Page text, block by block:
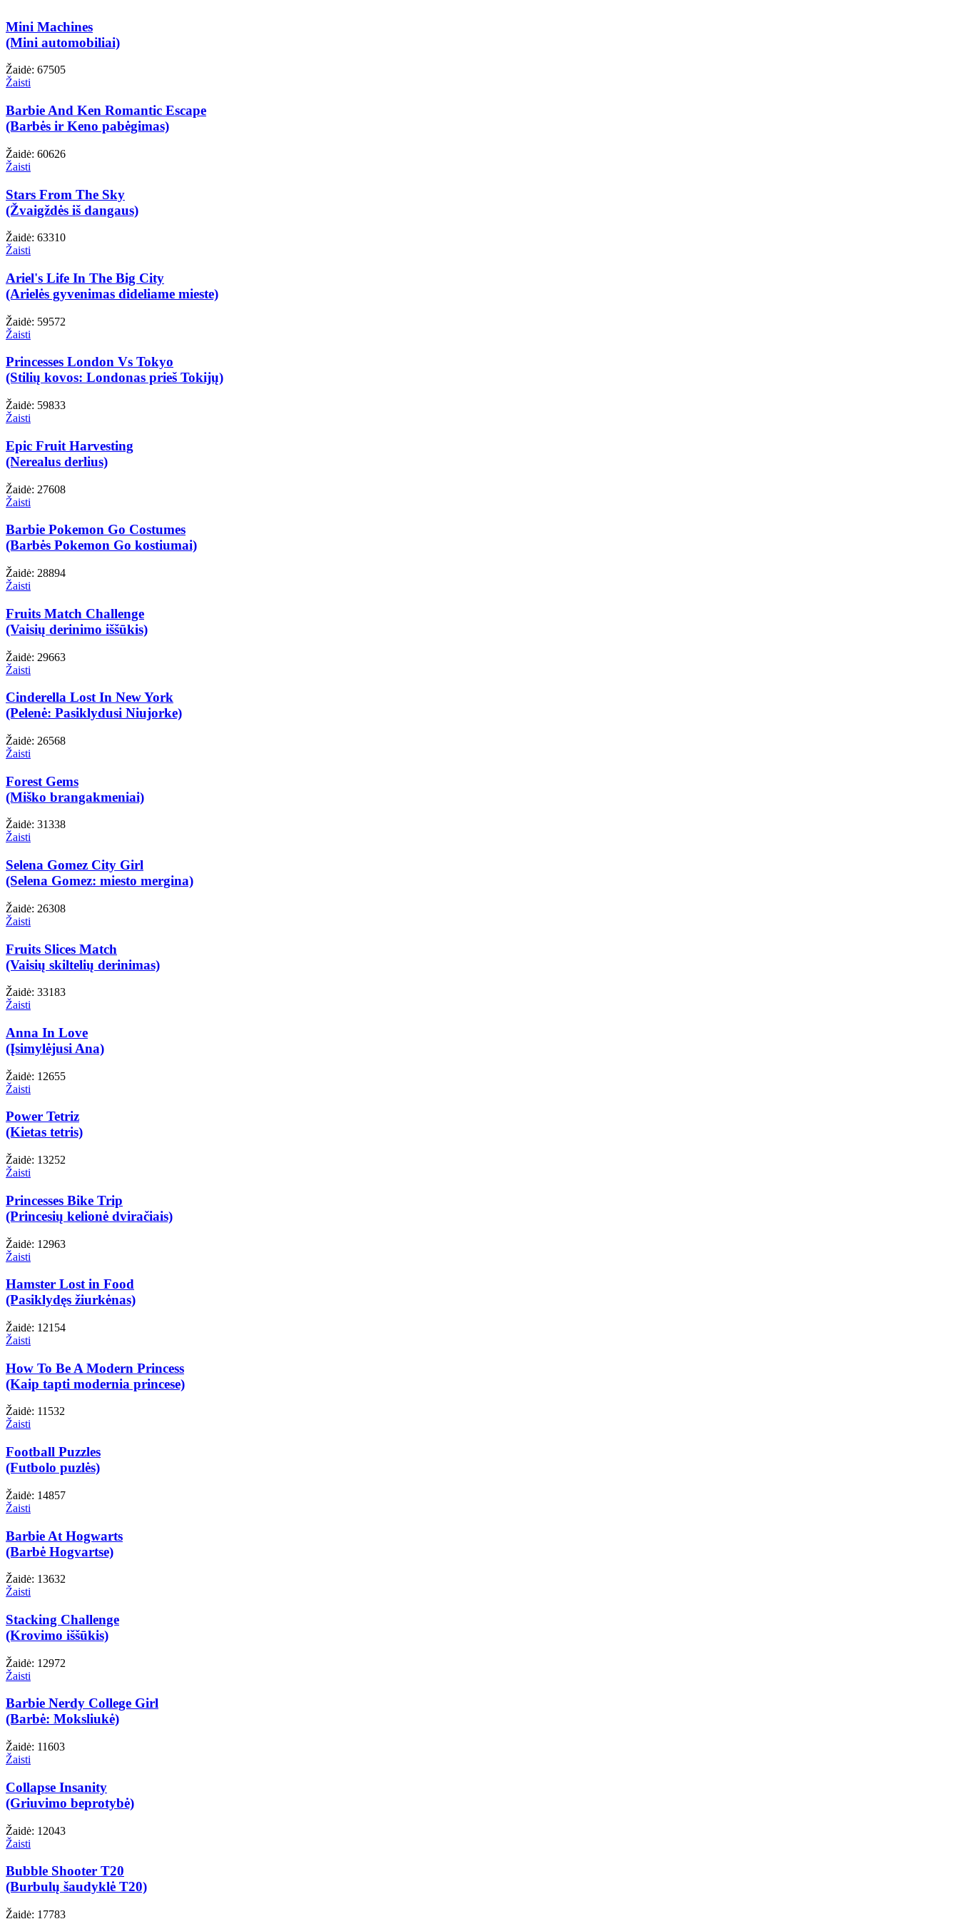
Mini Machines
(Mini automobiliai)
Žaidė: 67505
Žaisti
Barbie And Ken Romantic Escape
(Barbės ir Keno pabėgimas)
Žaidė: 60626
Žaisti
Stars From The Sky
(Žvaigždės iš dangaus)
Žaidė: 63310
Žaisti
Ariel's Life In The Big City
(Arielės gyvenimas dideliame mieste)
Žaidė: 59572
Žaisti
Princesses London Vs Tokyo
(Stilių kovos: Londonas prieš Tokijų)
Žaidė: 59833
Žaisti
Epic Fruit Harvesting
(Nerealus derlius)
Žaidė: 27608
Žaisti
Barbie Pokemon Go Costumes
(Barbės Pokemon Go kostiumai)
Žaidė: 28894
Žaisti
Fruits Match Challenge
(Vaisių derinimo iššūkis)
Žaidė: 29663
Žaisti
Cinderella Lost In New York
(Pelenė: Pasiklydusi Niujorke)
Žaidė: 26568
Žaisti
Forest Gems
(Miško brangakmeniai)
Žaidė: 31338
Žaisti
Selena Gomez City Girl
(Selena Gomez: miesto mergina)
Žaidė: 26308
Žaisti
Fruits Slices Match
(Vaisių skiltelių derinimas)
Žaidė: 33183
Žaisti
Anna In Love
(Įsimylėjusi Ana)
Žaidė: 12655
Žaisti
Power Tetriz
(Kietas tetris)
Žaidė: 13252
Žaisti
Princesses Bike Trip
(Princesių kelionė dviračiais)
Žaidė: 12963
Žaisti
Hamster Lost in Food
(Pasiklydęs žiurkėnas)
Žaidė: 12154
Žaisti
How To Be A Modern Princess
(Kaip tapti modernia princese)
Žaidė: 11532
Žaisti
Football Puzzles
(Futbolo puzlės)
Žaidė: 14857
Žaisti
Barbie At Hogwarts
(Barbė Hogvartse)
Žaidė: 13632
Žaisti
Stacking Challenge
(Krovimo iššūkis)
Žaidė: 12972
Žaisti
Barbie Nerdy College Girl
(Barbė: Moksliukė)
Žaidė: 11603
Žaisti
Collapse Insanity
(Griuvimo beprotybė)
Žaidė: 12043
Žaisti
Bubble Shooter T20
(Burbulų šaudyklė T20)
Žaidė: 17783